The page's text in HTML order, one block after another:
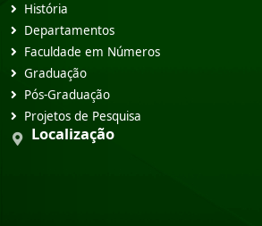
História
Departamentos
Faculdade em Números
Graduação
Pós-Graduação
Projetos de Pesquisa
Localização